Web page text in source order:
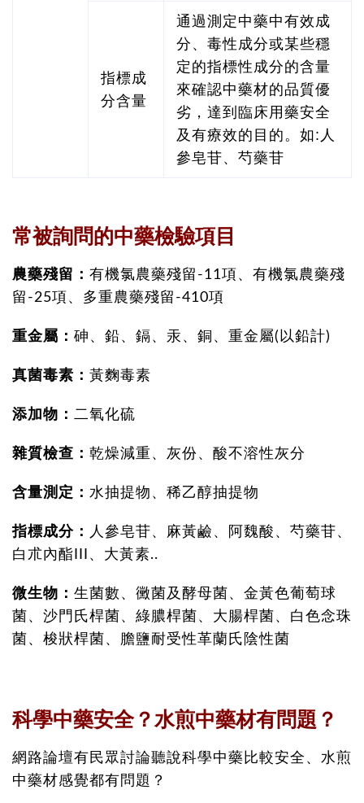
指標成
分含量
通過測定中藥中有效成
分、毒性成分或某些穩
定的指標性成分的含量
來確認中藥材的品質優
劣，達到臨床用藥安全
及有療效的目的。如:人
參皂苷、芍藥苷
常被詢問的中藥檢驗項目
農藥殘留： 有機氯農藥殘留-11項、有機氯農藥殘
留-25項、多重農藥殘留-410項
重金屬： 砷、鉛、鎘、汞、銅、重金屬(以鉛計)
真菌毒素： 黃麴毒素
添加物： 二氧化硫
雜質檢查： 乾燥減重、灰份、酸不溶性灰分
含量測定： 水抽提物、稀乙醇抽提物
指標成分：
人參皂苷、麻黃鹼、阿魏酸、芍藥苷、
白朮內酯III、大黃素..
微生物： 生菌數、黴菌及酵母菌、金黃色葡萄球
菌、沙門氏桿菌、綠膿桿菌、大腸桿菌、白色念珠
菌、梭狀桿菌、膽鹽耐受性革蘭氏陰性菌
科學中藥安全？水煎中藥材有問題？
網路論壇有民眾討論聽說科學中藥比較安全、水煎
中藥材感覺都有問題？